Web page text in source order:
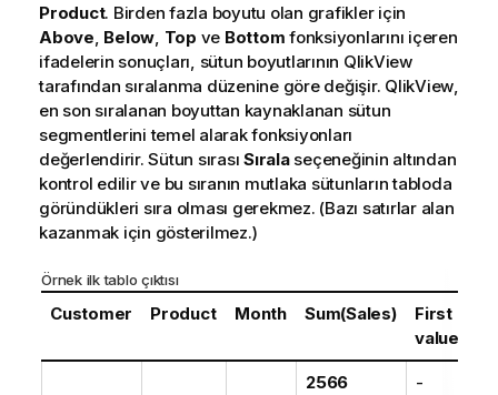
Product. Birden fazla boyutu olan grafikler için
Above Below Top ve Bottom fonksiyonlarını içeren
ifadelerin sonuçları, sütun boyutlarının QlikView
tarafından sıralanma düzenine göre değişir. QlikView
en son sıralanan boyuttan kaynaklanan sütun
segmentlerini temel alarak fonksiyonları
değerlendirir. Sütun sırası Sıralaseçeneğinin altından
kontrol edilir ve bu sıranın mutlaka sütunların tabloda
göründükleri sıra olması gerekmez. (Bazı satırlar alan
kazanmak için gösterilmez.)
Örnek ilk tablo çıktısı
Customer Product Month Sum(Sales)
First
value
2566 -